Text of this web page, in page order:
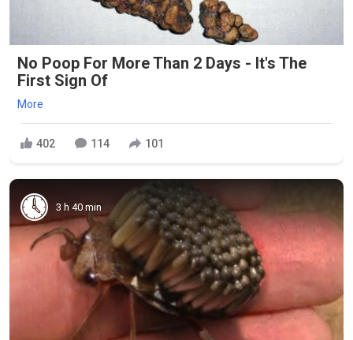
No Poop For More Than 2 Days - It's The
First Sign Of
More
402 114 101
3 h 40 min